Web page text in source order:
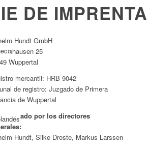
DE IMPRENTA
Hundt GmbH
25
Wuppertal
mercantil: HRB 9042
de registro: Juzgado de Primera
de Wuppertal
por los directores
Hundt, Silke Droste, Markus Larssen